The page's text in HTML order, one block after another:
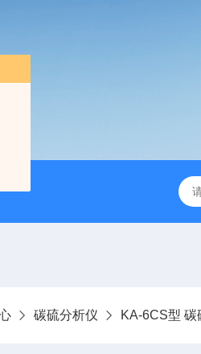
金相图像分析仪 DJ-MIAS
碳硫分析仪 KA-6CS型 碳